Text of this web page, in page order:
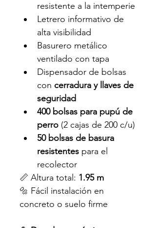
resistente a la intemperie
Letrero informativo de
alta visibilidad
Basurero metálico
ventilado con tapa
Dispensador de bolsas
con cerradura y llaves de
seguridad
400 bolsas para pupú de
perro (2 cajas de 200 c/u)
50 bolsas de basura
resistentes para el
recolector
📏 Altura total: 1.95 m
🔩 Fácil instalación en
concreto o suelo firme